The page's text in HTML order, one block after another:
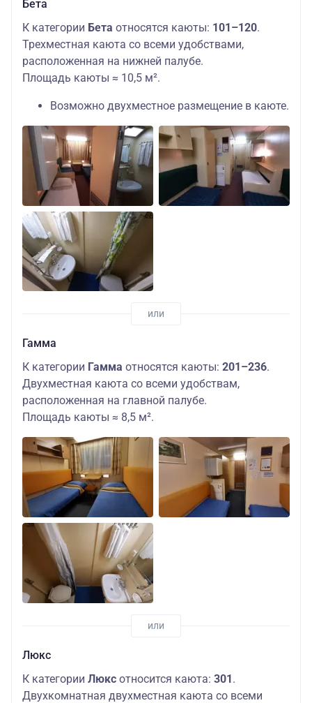
Бета
К категории Бета относятся каюты: 101–120.
Трехместная каюта со всеми удобствами,
расположенная на нижней палубе.
Площадь каюты ≈ 10,5 м².
Возможно двухместное размещение в каюте.
Гамма
К категории Гамма относятся каюты: 201–236.
Двухместная каюта со всеми удобствам,
расположенная на главной палубе.
Площадь каюты ≈ 8,5 м².
Люкс
К категории Люкс относится каюта: 301.
Двухкомнатная двухместная каюта со всеми